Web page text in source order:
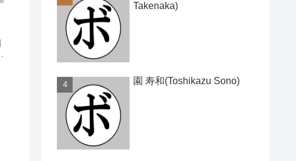
Takenaka)
園 寿和(Toshikazu Sono)